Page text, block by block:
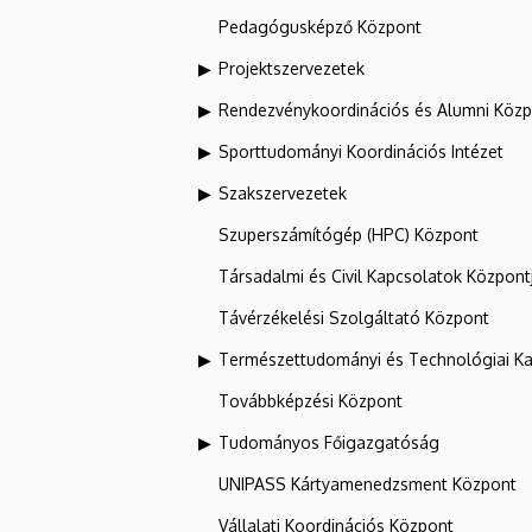
Pedagógusképző Központ
Projektszervezetek
Rendezvénykoordinációs és Alumni
Sporttudományi Koordinációs Intézet
Szakszervezetek
Szuperszámítógép (HPC) Központ
Társadalmi és Civil Kapcsolatok
Távérzékelési Szolgáltató Központ
Természettudományi és Technológiai
Továbbképzési Központ
Tudományos Főigazgatóság
UNIPASS Kártyamenedzsment Központ
Vállalati Koordinációs Központ